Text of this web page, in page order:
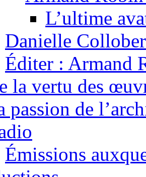
L’ultime
Danielle
Éditer : Armand
la vertu des
passion de
Émissions